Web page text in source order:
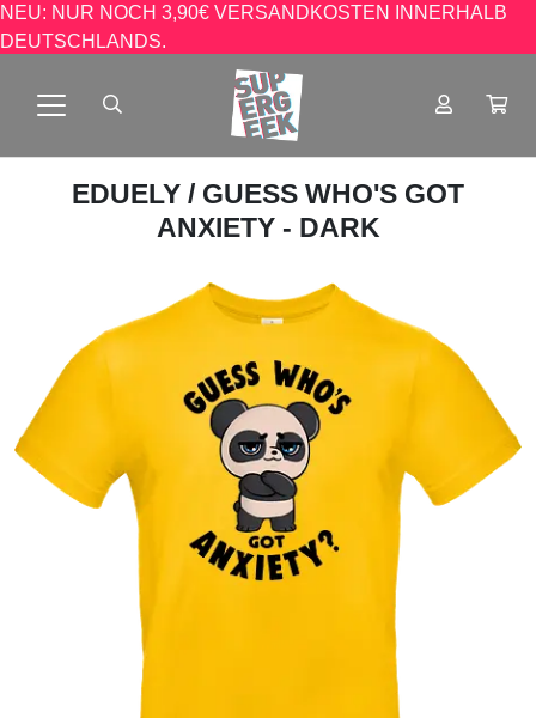
NEU: NUR NOCH 3,90€ VERSANDKOSTEN INNERHALB
DEUTSCHLANDS.
EDUELY / GUESS WHO'S GOT
ANXIETY - DARK